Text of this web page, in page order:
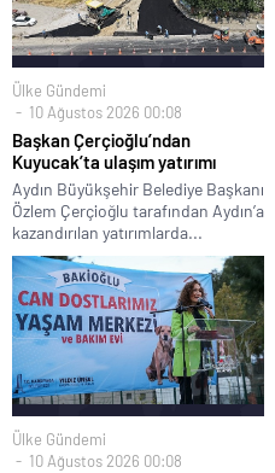
Ülke Gündemi
10 Ağustos 2026 00:08
Başkan Çerçioğlu’ndan
Kuyucak’ta ulaşım yatırımı
Aydın Büyükşehir Belediye Başkanı
Özlem Çerçioğlu tarafından Aydın’a
kazandırılan yatırımlarda...
Ülke Gündemi
10 Ağustos 2026 00:08